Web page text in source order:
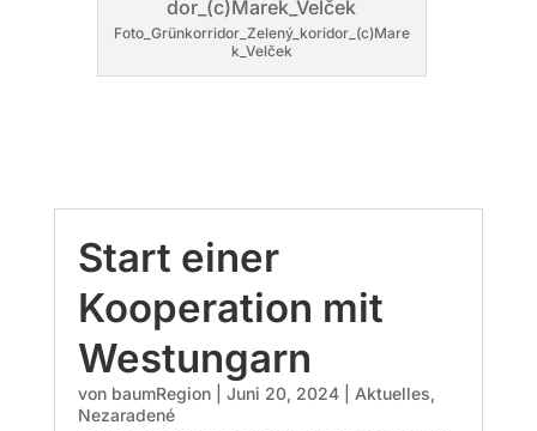
Foto_Grünkorridor_Zelený_koridor_(c)Mare
k_Velček
Start einer
Kooperation mit
Westungarn
von baumRegion| Juni 20, 2024| Aktuelles,
Nezaradené